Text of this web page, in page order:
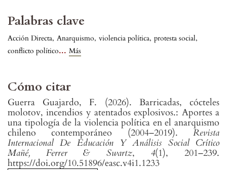
Palabras clave
Acción Directa, Anarquismo, violencia política, protesta social,
conflicto político... Más
Cómo citar
Guerra Guajardo, F. (2026). Barricadas, cócteles
molotov, incendios y atentados explosivos.: Aportes a
una tipología de la violencia política en el anarquismo
chileno contemporáneo (2004–2019). Revista
Internacional De Educación Y Análisis Social Crítico
Mañé, Ferrer & Swartz, 4(1), 201–239.
https://doi.org/10.51896/easc.v4i1.1233